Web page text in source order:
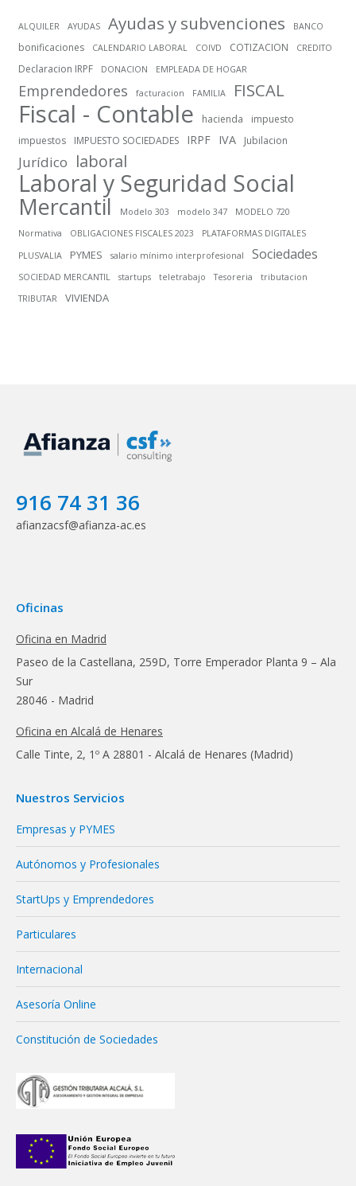
ALQUILER AYUDAS Ayudas y subvenciones BANCO
bonificaciones CALENDARIO LABORAL COIVD COTIZACION CREDITO
Declaracion IRPF DONACION EMPLEADA DE HOGAR
Emprendedores facturacion FAMILIA FISCAL
Fiscal - Contable hacienda
impuesto
impuestos
IMPUESTO SOCIEDADES IRPF IVA Jubilacion
Jurídico laboral
Laboral y Seguridad Social
Mercantil Modelo 303 modelo 347
MODELO 720
Normativa
OBLIGACIONES FISCALES 2023
PLATAFORMAS DIGITALES
PLUSVALIA
PYMES salario mínimo interprofesional Sociedades
SOCIEDAD MERCANTIL startups teletrabajo Tesoreria
tributacion
TRIBUTAR
VIVIENDA
916 74 31 36
afianzacsf@afianza-ac.es
Oficinas
Oficina en Madrid
Paseo de la Castellana, 259D, Torre Emperador Planta 9 – Ala
Sur
28046 - Madrid
Oficina en Alcalá de Henares
Calle Tinte, 2, 1º A 28801 - Alcalá de Henares (Madrid)
Nuestros Servicios
Empresas y PYMES
Autónomos y Profesionales
StartUps y Emprendedores
Particulares
Internacional
Asesoría Online
Constitución de Sociedades